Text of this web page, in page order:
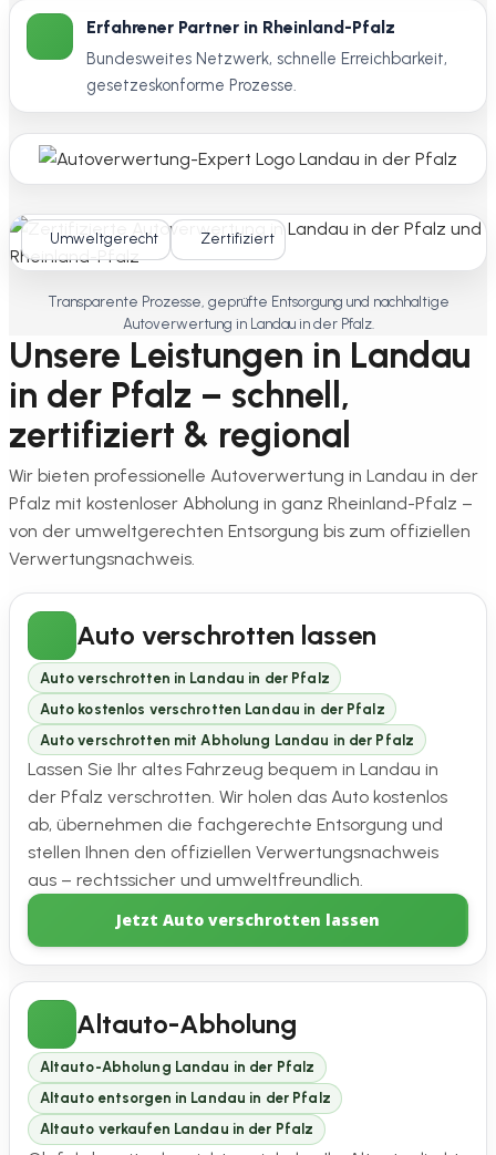
Erfahrener Partner in Rheinland-Pfalz
Bundesweites Netzwerk, schnelle Erreichbarkeit,
gesetzeskonforme Prozesse.
Umweltgerecht Zertifiziert
Transparente Prozesse, geprüfte Entsorgung und nachhaltige
Autoverwertung in Landau in der Pfalz.
Unsere Leistungen in Landau
in der Pfalz – schnell,
zertifiziert & regional
Wir bieten professionelle Autoverwertung in Landau in der
Pfalz mit kostenloser Abholung in ganz Rheinland-Pfalz –
von der umweltgerechten Entsorgung bis zum offiziellen
Verwertungsnachweis.
Auto verschrotten lassen
Auto verschrotten in Landau in der Pfalz
Auto kostenlos verschrotten Landau in der Pfalz
Auto verschrotten mit Abholung Landau in der Pfalz
Lassen Sie Ihr altes Fahrzeug bequem in Landau in
der Pfalz verschrotten. Wir holen das Auto kostenlos
ab, übernehmen die fachgerechte Entsorgung und
stellen Ihnen den offiziellen Verwertungsnachweis
aus – rechtssicher und umweltfreundlich.
Jetzt Auto verschrotten lassen
Altauto-Abholung
Altauto-Abholung Landau in der Pfalz
Altauto entsorgen in Landau in der Pfalz
Altauto verkaufen Landau in der Pfalz